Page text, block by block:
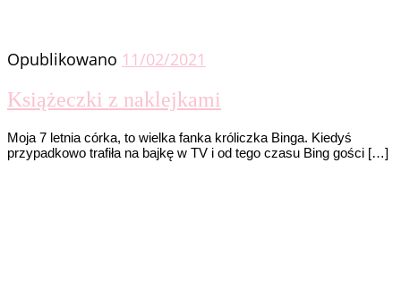
Opublikowano 11/02/2021
Książeczki z naklejkami
Moja 7 letnia córka, to wielka fanka króliczka Binga. Kiedyś
przypadkowo trafiła na bajkę w TV i od tego czasu Bing gości […]